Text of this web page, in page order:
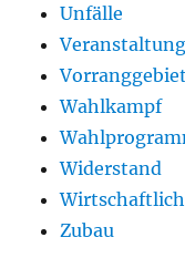
Unfälle
Veranstaltung
Wahlkampf
Widerstand
Zubau